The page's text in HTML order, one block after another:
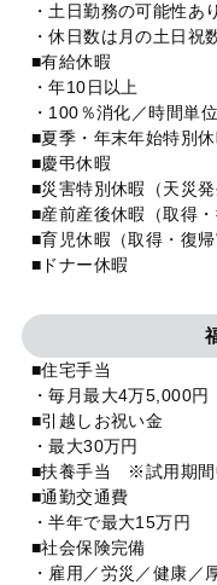
・土日勤務の可能性あり
・休日数は月の土日祝
■有給休暇
・年10日以上
・100％消化／時間単
■夏季・年末年始特別休
■慶弔休暇
■災害特別休暇（天災発
■産前産後休暇（取得・
■育児休暇（取得・復帰
■ドナー休暇
■住宅手当
・毎月最大4万5,000円
■引越しお祝い金
・最大30万円
■扶養手当 ※試用期間
■通勤交通費
・半年で最大15万円
■社会保険完備
・雇用／労災／健康／